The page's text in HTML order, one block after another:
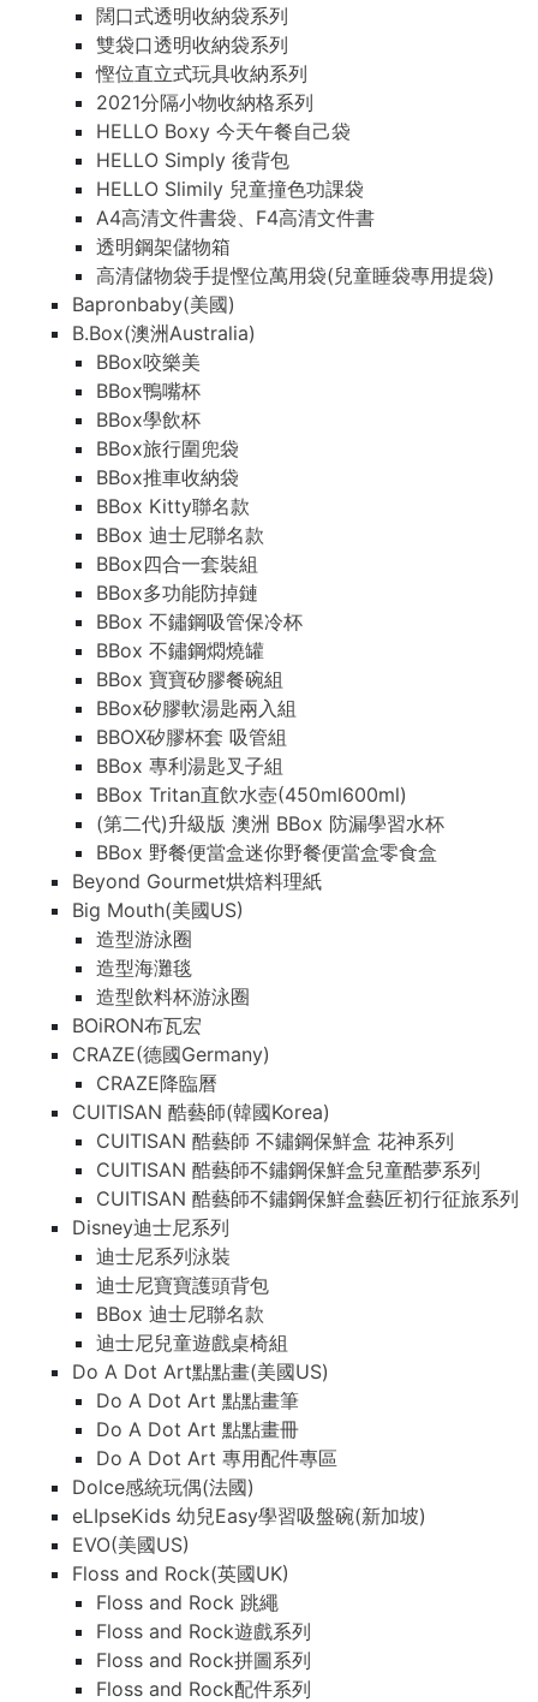
闊口式透明收納袋系列
雙袋口透明收納袋系列
慳位直立式玩具收納系列
2021分隔小物收納格系列
HELLO Boxy 今天午餐自己袋
HELLO Simply 後背包
HELLO Slimily 兒童撞色功課袋
A4高清文件書袋、F4高清文件書
透明鋼架儲物箱
高清儲物袋手提慳位萬用袋(兒童睡袋專用提袋)
Bapronbaby(美國)
B.Box(澳洲Australia)
BBox咬樂美
BBox鴨嘴杯
BBox學飲杯
BBox旅行圍兜袋
BBox推車收納袋
BBox Kitty聯名款
BBox 迪士尼聯名款
BBox四合一套裝組
BBox多功能防掉鏈
BBox 不鏽鋼吸管保冷杯
BBox 不鏽鋼燜燒罐
BBox 寶寶矽膠餐碗組
BBox矽膠軟湯匙兩入組
BBOX矽膠杯套 吸管組
BBox 專利湯匙叉子組
BBox Tritan直飲水壺(450ml600ml)
(第二代)升級版 澳洲 BBox 防漏學習水杯
BBox 野餐便當盒迷你野餐便當盒零食盒
Beyond Gourmet烘焙料理紙
Big Mouth(美國US)
造型游泳圈
造型海灘毯
造型飲料杯游泳圈
BOiRON布瓦宏
CRAZE(德國Germany)
CRAZE降臨曆
CUITISAN 酷藝師(韓國Korea)
CUITISAN 酷藝師 不鏽鋼保鮮盒 花神系列
CUITISAN 酷藝師不鏽鋼保鮮盒兒童酷夢系列
CUITISAN 酷藝師不鏽鋼保鮮盒藝匠初行征旅系列
Disney迪士尼系列
迪士尼系列泳裝
迪士尼寶寶護頭背包
BBox 迪士尼聯名款
迪士尼兒童遊戲桌椅組
Do A Dot Art點點畫(美國US)
Do A Dot Art 點點畫筆
Do A Dot Art 點點畫冊
Do A Dot Art 專用配件專區
Dolce感統玩偶(法國)
eLIpseKids 幼兒Easy學習吸盤碗(新加坡)
EVO(美國US)
Floss and Rock(英國UK)
Floss and Rock 跳繩
Floss and Rock遊戲系列
Floss and Rock拼圖系列
Floss and Rock配件系列